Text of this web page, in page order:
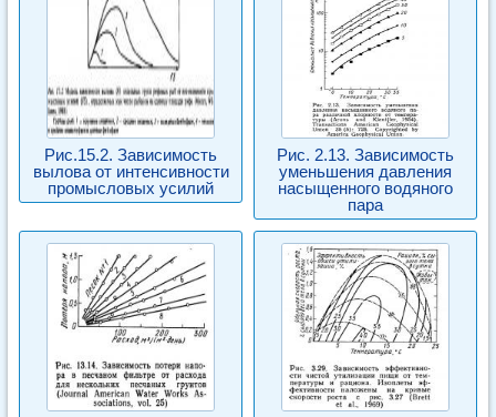
Рис.15.2. Зависимость
вылова от интенсивности
промысловых усилий
Рис. 2.13. Зависимость
уменьшения давления
насыщенного водяного
пара